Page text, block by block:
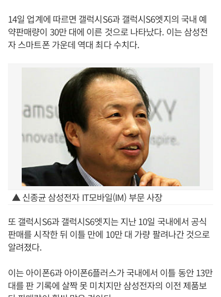
14일 업계에 따르면 갤럭시S6과 갤럭시S6엣지의 국내 예
약판매량이 30만 대에 이른 것으로 나타났다. 이는 삼성전
자 스마트폰 가운데 역대 최다 수치다.
▲ 신종균 삼성전자 IT모바일(IM) 부문 사장
또 갤럭시S6과 갤럭시S6엣지는 지난 10일 국내에서 공식
판매를 시작한 뒤 이틀 만에 10만 대 가량 팔려나간 것으로
알려졌다.
이는 아이폰6과 아이폰6플러스가 국내에서 이틀 동안 13만
대를 판 기록에 살짝 못 미치지만 삼성전자의 이전 제품보